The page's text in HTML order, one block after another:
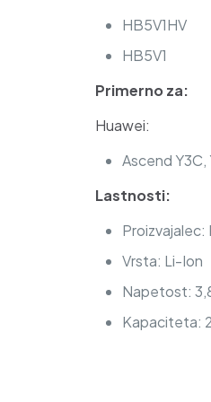
HB5V1HV
HB5V1
Primerno za:
Huawei:
Ascend Y3C,
Lastnosti:
Proizvajalec:
Vrsta: Li-Ion
Napetost:
Kapaciteta: